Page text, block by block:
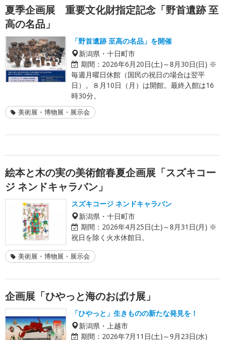
夏季企画展 重要文化財指定記念「野首遺跡 至
高の名品」
「野首遺跡 至高の名品」を開催
新潟県・十日町市
期間： 2026年6月20日(土)～8月30日(日) ※
毎週月曜日休館（国民の祝日の場合は翌平
日）。８月10日（月）は開館。最終入館は16
時30分。
美術展・博物展・展示会
絵本と木の実の美術館春夏企画展「スズキコー
ジ ネンドキャラバン」
スズキコージ ネンドキャラバン
新潟県・十日町市
期間： 2026年4月25日(土)～8月31日(月) ※
祝日を除く火水休館日。
美術展・博物展・展示会
企画展「ひやっと海のおばけ展」
「ひやっと」生きものの新たな発見を！
新潟県・上越市
期間： 2026年7月11日(土)～9月23日(水)